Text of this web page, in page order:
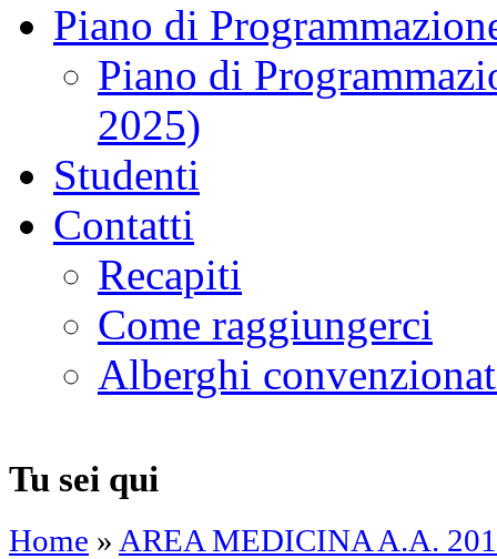
Piano di
Piano di
2025)
Studenti
Contatti
Recapiti
Come raggiungerci
Alberghi
Tu sei qui
Home » AREA MEDICINA A.A.